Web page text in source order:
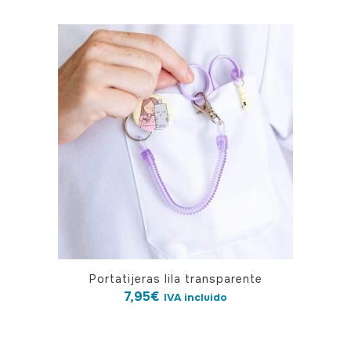
variantes.
Las
opciones
pueden
elegir
Portatijeras lila transparente
7,95€ IVA incluido